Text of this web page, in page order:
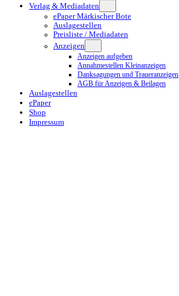
Verlag & Mediadaten
ePaper Märkischer Bote
Auslagestellen
Preisliste / Mediadaten
Anzeigen
Anzeigen aufgeben
Annahmestellen Kleinanzeigen
Danksagungen und Traueranzeigen
AGB für Anzeigen & Beilagen
Auslagestellen
ePaper
Shop
Impressum